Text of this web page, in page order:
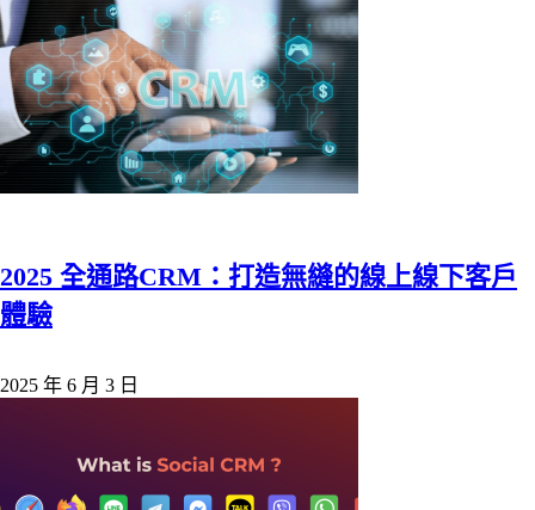
2025 全通路CRM：打造無縫的線上線下客戶
體驗
2025 年 6 月 3 日